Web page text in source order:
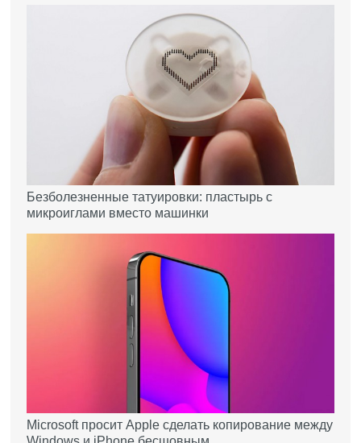
Безболезненные татуировки: пластырь с
микроиглами вместо машинки
Microsoft просит Apple сделать копирование между